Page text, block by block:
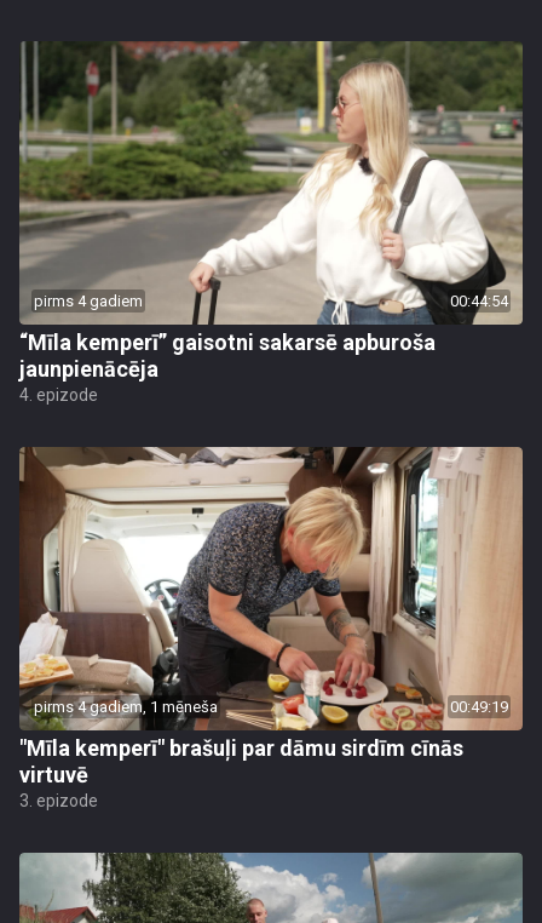
pirms 4 gadiem 00:44:54
“Mīla kemperī” gaisotni sakarsē apburoša
jaunpienācēja
4. epizode
pirms 4 gadiem, 1 mēneša 00:49:19
"Mīla kemperī" brašuļi par dāmu sirdīm cīnās
virtuvē
3. epizode